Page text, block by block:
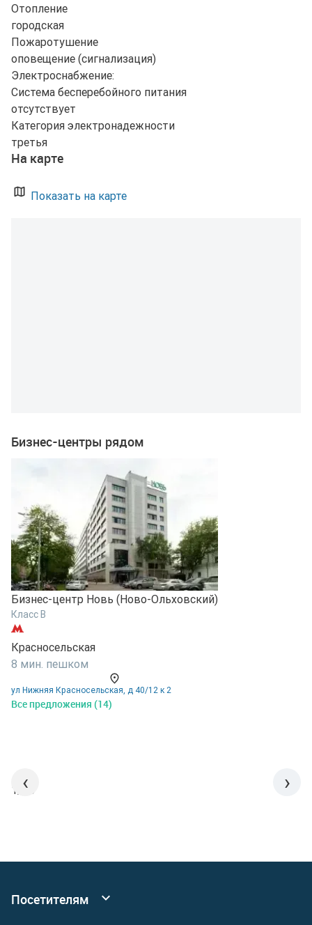
Отопление
городская
Пожаротушение
оповещение (сигнализация)
Электроснабжение:
Система бесперебойного питания
отсутствует
Категория электронадежности
третья
На карте
Показать на карте
Бизнес-центры рядом
Бизнес-центр Новь (Ново-Ольховский)
Класс B
Красносельская
8 мин. пешком
ул Нижняя Красносельская, д 40/12 к 2
Все предложения (14)
‹ ›
1/15
Посетителям